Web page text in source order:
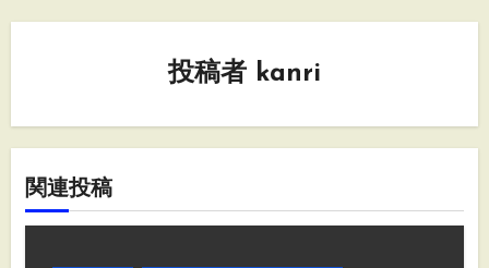
ー
ン
投稿者 kanri
関連投稿